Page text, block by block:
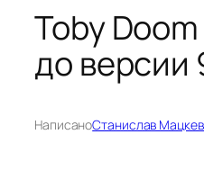
Toby
до версии
НаписаноСтанислав